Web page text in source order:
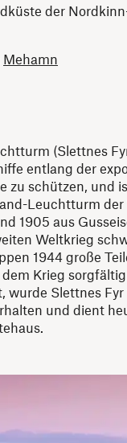
der
Mehamn
(Slettnes
entlang der
zu schützen, und
Leuchtturm der
1905 aus
Weltkrieg
1944 große
Krieg sorgfältig
wurde Slettnes Fyr
und dient